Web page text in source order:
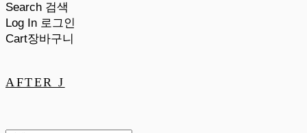
Search 검색
Log In 로그인
Cart장바구니
AFTER J